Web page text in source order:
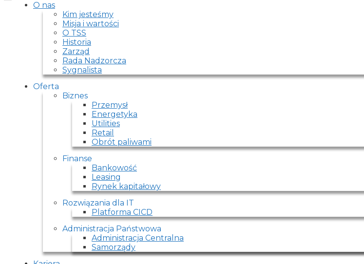
O nas
Kim jesteśmy
Misja i wartości
O TSS
Historia
Zarząd
Rada Nadzorcza
Sygnalista
Oferta
Biznes
Przemysł
Energetyka
Utilities
Retail
Obrót paliwami
Finanse
Bankowość
Leasing
Rynek kapitałowy
Rozwiązania dla IT
Platforma CICD
Administracja Państwowa
Administracja Centralna
Samorządy